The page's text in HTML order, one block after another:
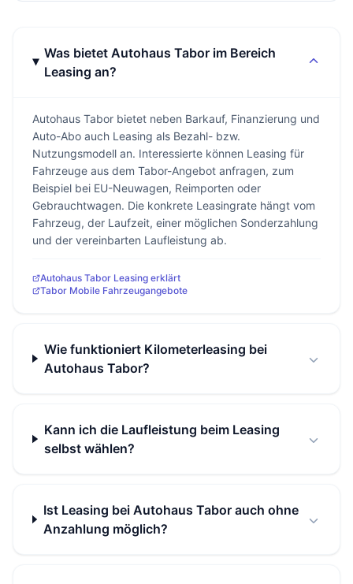
Was bietet Autohaus Tabor im Bereich
Leasing an?
Autohaus Tabor bietet neben Barkauf, Finanzierung und
Auto-Abo auch Leasing als Bezahl- bzw.
Nutzungsmodell an. Interessierte können Leasing für
Fahrzeuge aus dem Tabor-Angebot anfragen, zum
Beispiel bei EU-Neuwagen, Reimporten oder
Gebrauchtwagen. Die konkrete Leasingrate hängt vom
Fahrzeug, der Laufzeit, einer möglichen Sonderzahlung
und der vereinbarten Laufleistung ab.
Autohaus Tabor Leasing erklärt
Tabor Mobile Fahrzeugangebote
Wie funktioniert Kilometerleasing bei
Autohaus Tabor?
Kann ich die Laufleistung beim Leasing
selbst wählen?
Ist Leasing bei Autohaus Tabor auch ohne
Anzahlung möglich?